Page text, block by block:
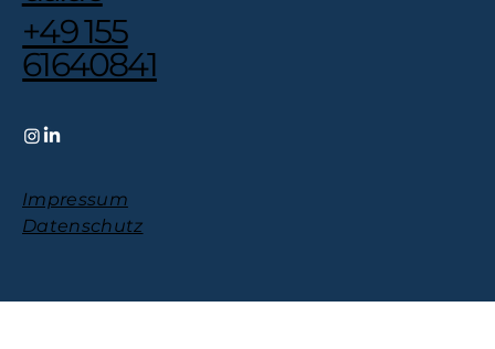
+49 155
61640841
Impressum
Datenschutz